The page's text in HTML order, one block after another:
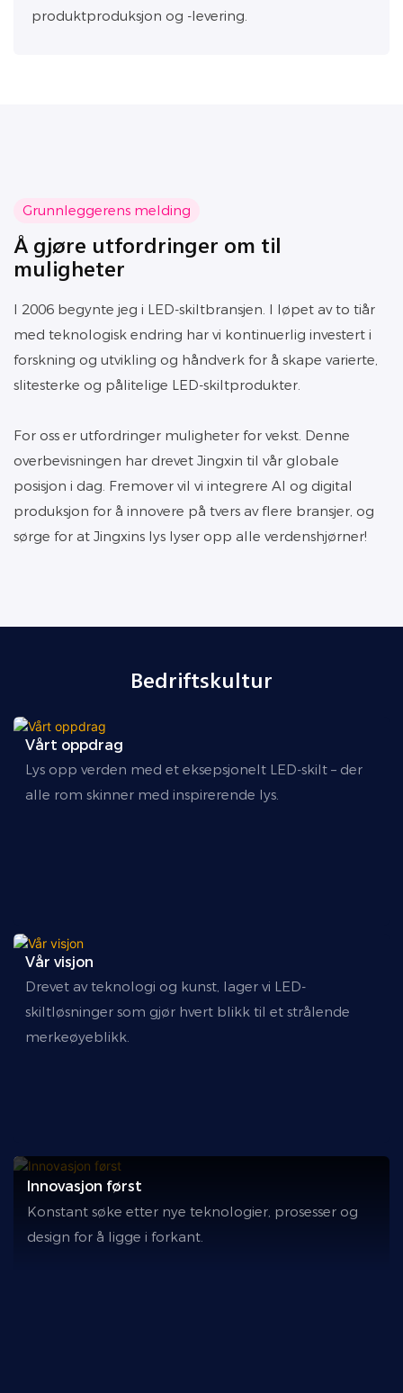
produktproduksjon og -levering.
Grunnleggerens melding
Å gjøre utfordringer om til
muligheter
I 2006 begynte jeg i LED-skiltbransjen. I løpet av to tiår
med teknologisk endring har vi kontinuerlig investert i
forskning og utvikling og håndverk for å skape varierte,
slitesterke og pålitelige LED-skiltprodukter.
For oss er utfordringer muligheter for vekst. Denne
overbevisningen har drevet Jingxin til vår globale
posisjon i dag. Fremover vil vi integrere AI og digital
produksjon for å innovere på tvers av flere bransjer, og
sørge for at Jingxins lys lyser opp alle verdenshjørner!
Bedriftskultur
Vårt oppdrag
Lys opp verden med et eksepsjonelt LED-skilt – der
alle rom skinner med inspirerende lys.
Vår visjon
Drevet av teknologi og kunst, lager vi LED-
skiltløsninger som gjør hvert blikk til et strålende
merkeøyeblikk.
Innovasjon først
Konstant søke etter nye teknologier, prosesser og
design for å ligge i forkant.